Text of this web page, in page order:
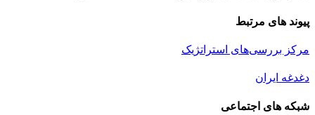
پیوند های مرتبط
مرکز بررسی‌های استراتژیک
دغدغه ایران
شبکه های اجتماعی